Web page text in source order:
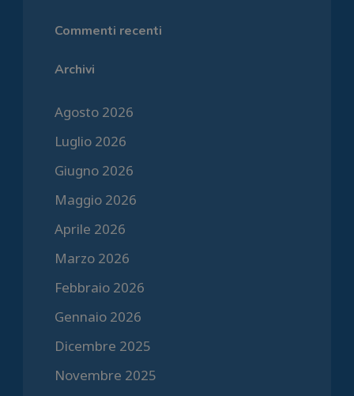
Commenti recenti
Archivi
Agosto 2026
Luglio 2026
Giugno 2026
Maggio 2026
Aprile 2026
Marzo 2026
Febbraio 2026
Gennaio 2026
Dicembre 2025
Novembre 2025